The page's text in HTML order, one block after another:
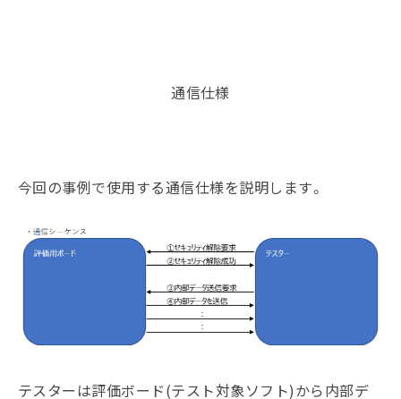
通信仕様
今回の事例で使用する通信仕様を説明します。
テスターは評価ボード(テスト対象ソフト)から内部デ